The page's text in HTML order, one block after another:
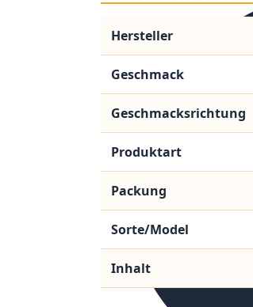
Hersteller
Geschmack
Geschmacksrichtung
Produktart
Packung
Sorte/Model
Inhalt